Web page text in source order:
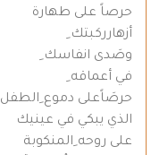
حرصاً على طهارة
أزهارركبتك ِ
وصَدى انفاسك ِ
في أعماقه ِ
حرصَاًعلى دموع ِالطفل
الذي يبكي في عينيك
على روحه ِالمنكوبة